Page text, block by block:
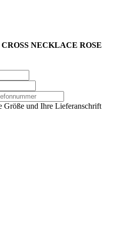
NECKLACE ROSE
Größe und Ihre Lieferanschrift